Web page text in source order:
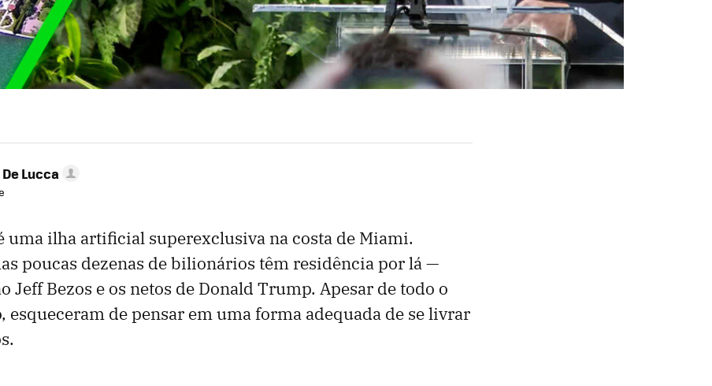
Lucca
uma ilha artificial superexclusiva na costa de Miami.
poucas dezenas de bilionários têm residência por lá —
Jeff Bezos e os netos de Donald Trump. Apesar de todo o
esqueceram de pensar em uma forma adequada de se livrar